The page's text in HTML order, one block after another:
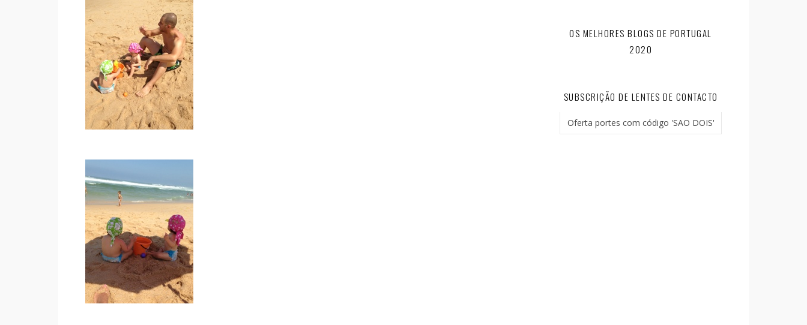
OS MELHORES BLOGS DE PORTUGAL
2020
SUBSCRIÇÃO DE LENTES DE CONTACTO
Oferta portes com código 'SAO DOIS'